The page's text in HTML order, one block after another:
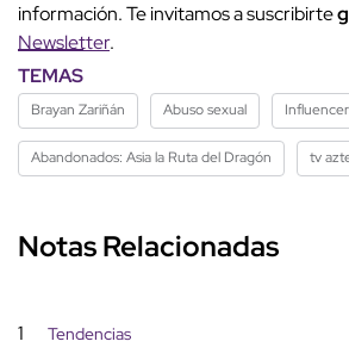
información. Te invitamos a suscribirte
Newsletter.
TEMAS
Brayan Zariñán Abuso sexual
Abandonados: Asia la Ruta del Dragón tv
Notas Relacionadas
1 Tendencias